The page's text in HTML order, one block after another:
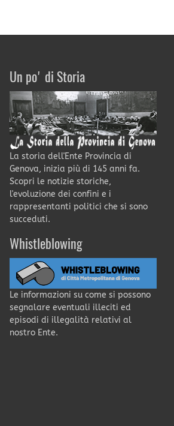
Un po' di Storia
La storia dell'Ente Provincia di
Genova, inizia più di 145 anni fa.
Scopri le notizie storiche,
l'evoluzione dei confini e i
rappresentanti politici che si sono
succeduti.
Whistleblowing
Le informazioni su come si possono
segnalare eventuali illeciti ed
episodi di illegalità relativi al
nostro Ente.